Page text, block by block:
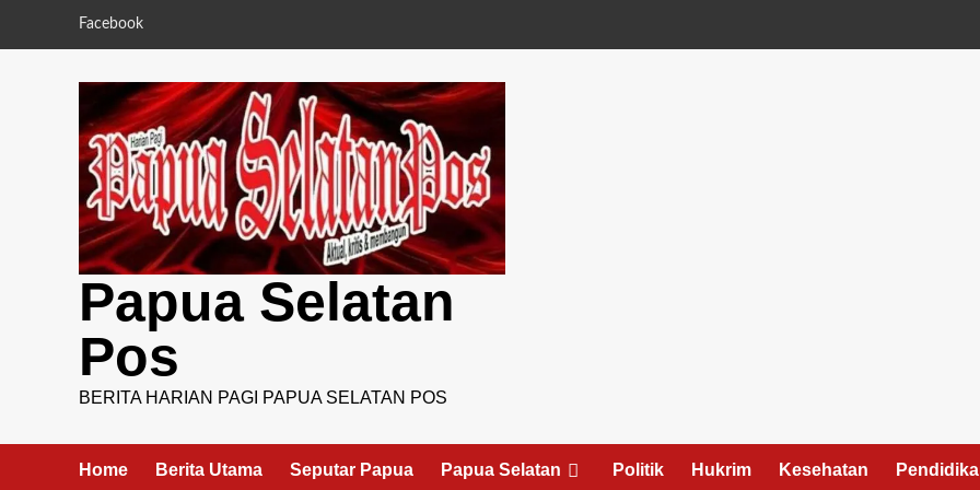
Facebook
Papua Selatan
Pos
BERITA HARIAN PAGI PAPUA SELATAN POS
Home Berita Utama Seputar Papua Papua Selatan Politik Hukrim Kesehatan